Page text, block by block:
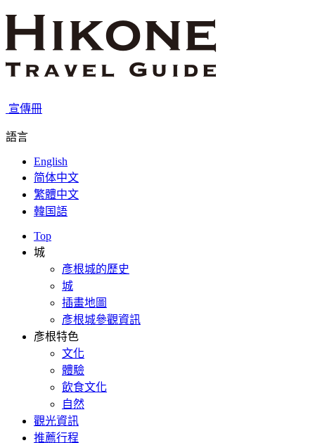
宣傳冊
語言
English
简体中文
繁體中文
韓国語
Top
城
彥根城的歷史
城
插畫地圖
彥根城參觀資訊
彥根特色
文化
體驗
飲食文化
自然
觀光資訊
推薦行程